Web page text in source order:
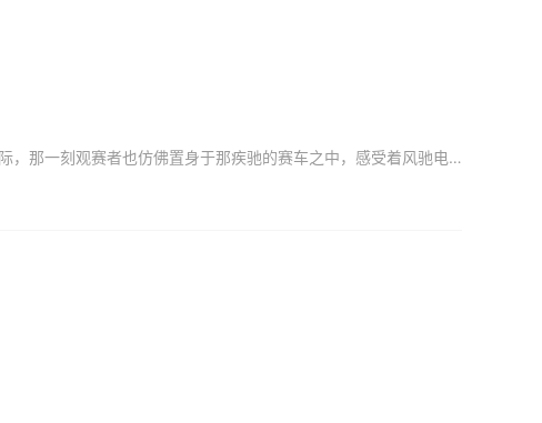
当红色信号熄灭，赛车引擎轰鸣，赛车手驾驶赛车疾驰而过，仿佛一道道闪电划破天际，那一刻观赛者也仿佛置身于那疾驰的赛车之中，感受着风驰电掣的快感，这正是F1的魅力之所在。今年，有近15亿全球观众在线观看F